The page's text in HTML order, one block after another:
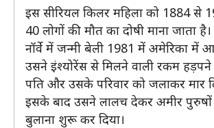
इस सीरियल किलर महिला को 1884 से
40 लोगों की मौत का दोषी माना जाता है।
नॉर्वे में जन्मी बेली 1981 में अमेरिका में
उसने इंश्योरेंस से मिलने वाली रकम
पति और उसके परिवार को जलाकर मार
इसके बाद उसने लालच देकर अमीर
बुलाना शुरू कर दिया।